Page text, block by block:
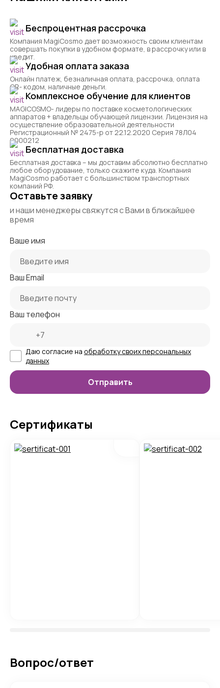
Беспроцентная рассрочка
Компания MagiCosmo дает возможность своим клиентам
совершать покупки в удобном формате, в рассрочку или в
кредит.
Удобная оплата заказа
Онлайн платеж, безналичная оплата, рассрочка, оплата
QR- кодом, наличные деньги.
Комплексное обучение для клиентов
MAGICOSMO- лидеры по поставке косметологических
аппаратов + владельцы обучающей лицензии. Лицензия на
осуществление образовательной деятельности
Регистрационный № 2475-р от 22.12.2020 Серия 78Л04
0000212
Бесплатная доставка
Бесплатная доставка – мы доставим абсолютно бесплатно
любое оборудование, только скажите куда. Компания
MagiCosmo работает с большинством транспортных
компаний РФ.
Оставьте заявку
и наши менеджеры свяжутся с Вами в ближайшее
время
Ваше имя
Ваш Email
Ваш телефон
Даю согласие на обработку своих персональных
данных
Сертификаты
Вопрос/ответ